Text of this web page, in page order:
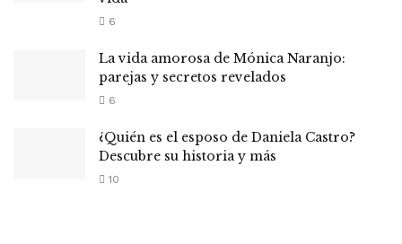
6
La vida amorosa de Mónica Naranjo:
parejas y secretos revelados
6
¿Quién es el esposo de Daniela Castro?
Descubre su historia y más
10